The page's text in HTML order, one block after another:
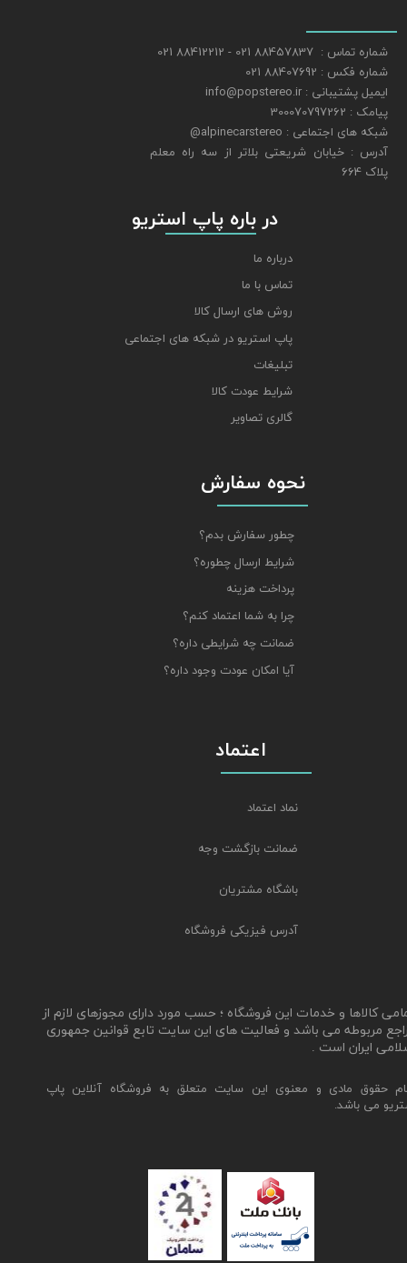
شماره تماس : 88457837 021 - 88412212 021
شماره فکس : 88407692 021
ایمیل پشتیبانی : info@popstereo.ir
پیامک : 300070797262
شبکه های اجتماعی : alpinecarstereo@
​​​​​​​آدرس : خیابان شریعتی بلاتر از سه راه معلم
پلاک 664
نحوه سفارش
چطور سفارش بدم؟
شرایط ارسال چطوره؟
پرداخت هزینه
چرا به شما اعتماد کنم؟
ضمانت چه شرایطی داره؟
آیا امکان عودت وجود داره؟
حقوق مادی و معنوی این سایت متعلق به فروشگاه آنلاین پاپ
می باشد.
اعتماد
نماد اعتماد
ضمانت بازگشت وجه
باشگاه مشتریان
آدرس فیزیکی فروشگاه
​​​​​​​ در باره پاپ استریو
درباره ما
تماس با ما
روش های ارسال کالا
پاپ استریو در شبکه های اجتماعی
تبلیغات
شرایط عودت کالا
گالری تصاویر
کالاها و خدمات این فروشگاه ؛ حسب مورد دارای مجوزهای لازم از
مربوطه می باشد و فعالیت های این سایت تابع قوانین جمهوری
ایران است .